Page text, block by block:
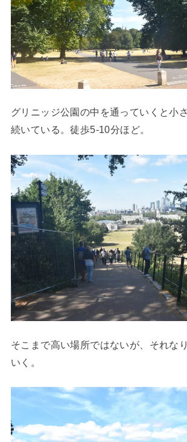
グリニッジ公園の中を通っていくと小
続いている。徒歩5-10分ほど。
そこまで高い場所ではないが、それな
いく。